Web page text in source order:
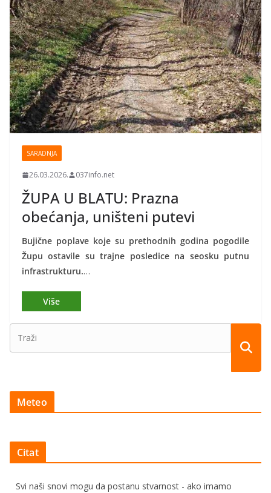
SARADNJA
26.03.2026. 037info.net
ŽUPA U BLATU: Prazna
obećanja, uništeni putevi
Bujične poplave koje su prethodnih godina pogodile
Župu ostavile su trajne posledice na seosku putnu
infrastrukturu.…
Meteo
Citat
Svi naši snovi mogu da postanu stvarnost - ako imamo